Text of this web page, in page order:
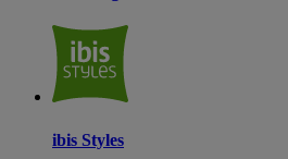
ibis Styles